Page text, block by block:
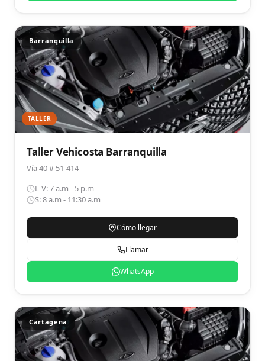
Barranquilla
TALLER
Taller Vehicosta Barranquilla
Vía 40 # 51-414
L-V: 7 a.m - 5 p.m
S: 8 a.m - 11:30 a.m
Cómo llegar
Llamar
WhatsApp
Cartagena